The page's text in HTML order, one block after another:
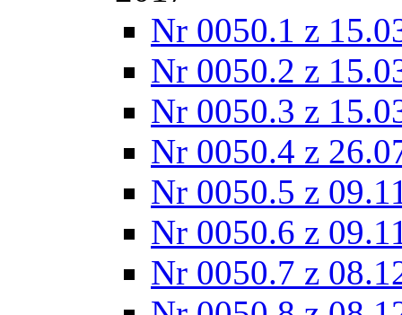
Nr 0050.1 z
Nr 0050.2 z
Nr 0050.3 z
Nr 0050.4 z
Nr 0050.5 z
Nr 0050.6 z
Nr 0050.7 z